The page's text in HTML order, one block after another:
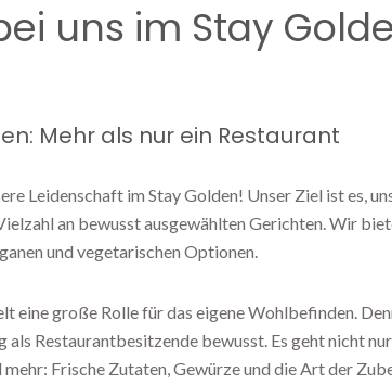
uns im Stay
Mehr als nur ein Restaurant
Leidenschaft im Stay Golden! Unser Ziel ist es,
an bewusst ausgewählten Gerichten. Wir
und vegetarischen Optionen.
eine große Rolle für das eigene Wohlbefinden.
Restaurantbesitzende bewusst. Es geht nicht
Frische Zutaten, Gewürze und die Art der